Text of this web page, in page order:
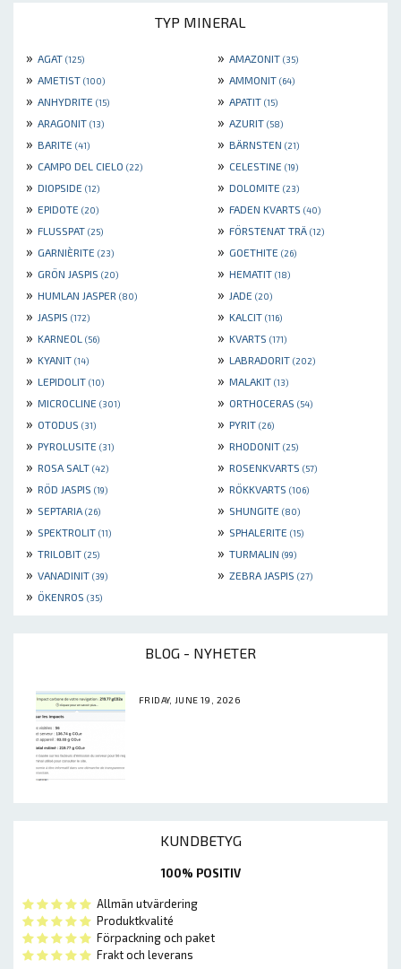
TYP MINERAL
» AGAT (125) » AMAZONIT (35)
» AMETIST (100) » AMMONIT (64)
» ANHYDRITE (15) » APATIT (15)
» ARAGONIT (13) » AZURIT (58)
» BARITE (41) » BÄRNSTEN (21)
» CAMPO DEL CIELO (22) » CELESTINE (19)
» DIOPSIDE (12) » DOLOMITE (23)
» EPIDOTE (20) » FADEN KVARTS (40)
» FLUSSPAT (25) » FÖRSTENAT TRÄ (12)
» GARNIÈRITE (23) » GOETHITE (26)
» GRÖN JASPIS (20) » HEMATIT (18)
» HUMLAN JASPER (80) » JADE (20)
» JASPIS (172) » KALCIT (116)
» KARNEOL (56) » KVARTS (171)
» KYANIT (14) » LABRADORIT (202)
» LEPIDOLIT (10) » MALAKIT (13)
» MICROCLINE (301) » ORTHOCERAS (54)
» OTODUS (31) » PYRIT (26)
» PYROLUSITE (31) » RHODONIT (25)
» ROSA SALT (42) » ROSENKVARTS (57)
» RÖD JASPIS (19) » RÖKKVARTS (106)
» SEPTARIA (26) » SHUNGITE (80)
» SPEKTROLIT (11) » SPHALERITE (15)
» TRILOBIT (25) » TURMALIN (99)
» VANADINIT (39) » ZEBRA JASPIS (27)
» ÖKENROS (35)
BLOG - NYHETER
FRIDAY, JUNE 19, 2026
KUNDBETYG
100% POSITIV
Allmän utvärdering
Produktkvalité
Förpackning och paket
Frakt och leverans